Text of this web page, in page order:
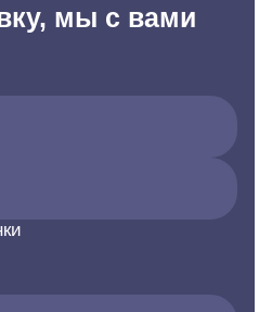
мы с вами